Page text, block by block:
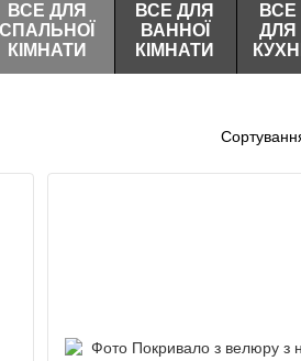
ВСЕ ДЛЯ
СПАЛЬНОЇ
КІМНАТИ
ВСЕ ДЛЯ
ВАННОЇ
КІМНАТИ
ВСЕ
ДЛЯ
КУХНІ